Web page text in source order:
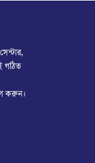
গঠিত
করুন।